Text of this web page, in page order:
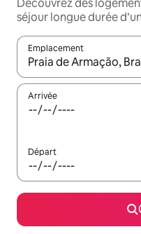
séjour longue durée
Emplacement
Quand les résultats
Arrivée
Départ